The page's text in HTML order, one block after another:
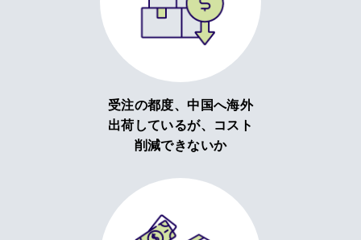
受注の都度、中国へ海外
出荷しているが、コスト
削減できないか